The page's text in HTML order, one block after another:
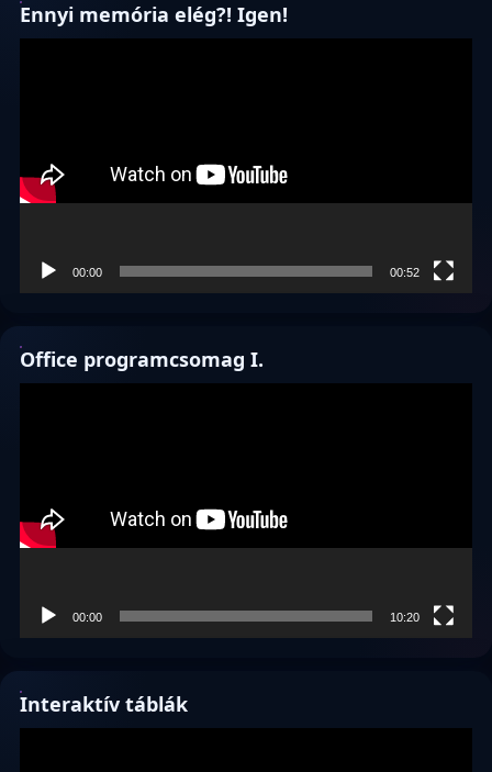
Ennyi memória elég?! Igen!
00:00 00:52
Office programcsomag I.
00:00 10:20
Interaktív táblák